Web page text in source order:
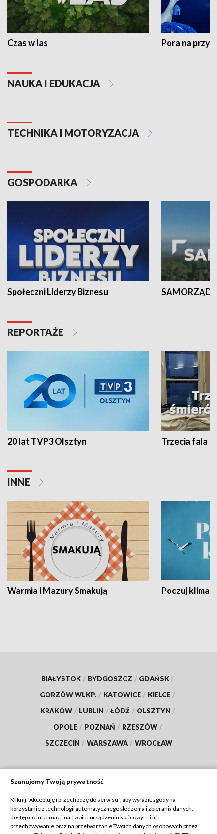
Czas w las Pora na
NAUKA I EDUKACJA
TECHNIKA I MOTORYZACJA
GOSPODARKA
Społeczni Liderzy Biznesu SAMORZĄD
REPORTAŻE
20 lat TVP3 Olsztyn Trzecia fala -
INNE
Warmia i Mazury Smakują Poczuj klimat
BIAŁYSTOK / BYDGOSZCZ / GDAŃSK /
GORZÓW WLKP. / KATOWICE / KIELCE /
KRAKÓW / LUBLIN / ŁÓDŹ / OLSZTYN /
OPOLE / POZNAŃ / RZESZÓW /
SZCZECIN / WARSZAWA / WROCŁAW
TVP
Abonament TVP
Regulamin TVP
Szanujemy Twoją prywatność
Kliknij "Akceptuję i przechodzę do serwisu", aby wyrazić zgody na
korzystanie z technologii automatycznego śledzenia i zbierania danych,
dostęp do informacji na Twoim urządzeniu końcowym i ich
przechowywanie oraz na przetwarzanie Twoich danych osobowych przez